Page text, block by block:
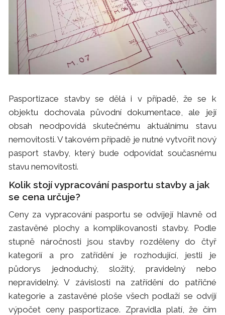
Pasportizace stavby se dělá i v případě, že se k
objektu dochovala původní dokumentace, ale její
obsah neodpovídá skutečnému aktuálnímu stavu
nemovitosti. V takovém případě je nutné vytvořit nový
pasport stavby, který bude odpovídat současnému
stavu nemovitosti.
Kolik stojí vypracování pasportu stavby a jak
se cena určuje?
Ceny za vypracování pasportu se odvíjejí hlavně od
zastavěné plochy a komplikovanosti stavby. Podle
stupně náročnosti jsou stavby rozděleny do čtyř
kategorií a pro zatřídění je rozhodující, jestli je
půdorys jednoduchý, složitý, pravidelný nebo
nepravidelný. V závislosti na zatřídění do patřičné
kategorie a zastavěné ploše všech podlaží se odvíjí
výpočet ceny pasportizace. Zpravidla platí, že čím